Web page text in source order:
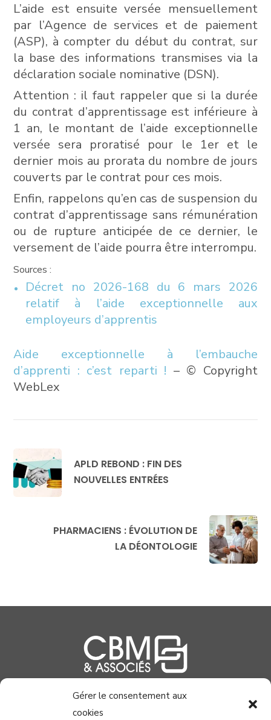
Gérer le consentement aux
cookies
L’aide est ensuite versée mensuellement
par l’Agence de services et de paiement
(ASP), à compter du début du contrat, sur
la base des informations transmises via la
déclaration sociale nominative (DSN).
Attention : il faut rappeler que si la durée
du contrat d’apprentissage est inférieure à
1 an, le montant de l’aide exceptionnelle
versée sera proratisé pour le 1er et le
dernier mois au prorata du nombre de jours
couverts par le contrat pour ces mois.
Enfin, rappelons qu’en cas de suspension du
contrat d’apprentissage sans rémunération
ou de rupture anticipée de ce dernier, le
versement de l’aide pourra être interrompu.
Sources :
Décret no 2026-168 du 6 mars 2026
relatif à l’aide exceptionnelle aux
employeurs d’apprentis
Aide exceptionnelle à l’embauche
d’apprenti : c’est reparti ! – © Copyright
WebLex
APLD REBOND : FIN DES
NOUVELLES ENTRÉES
PHARMACIENS : ÉVOLUTION DE
LA DÉONTOLOGIE
04 99 58 37 40